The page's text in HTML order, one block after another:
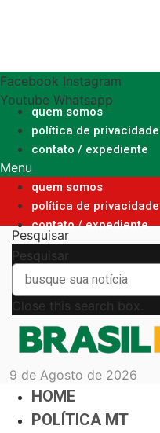
Facebook Instagram
Youtube Whatsapp
quem somos
política de privacidade
contato / expediente
Menu
quem somos
política de privacidade
contato / expediente
Pesquisar
Pesquisar
Close this search box.
9 de Agosto de 2026
HOME
POLÍTICA MT